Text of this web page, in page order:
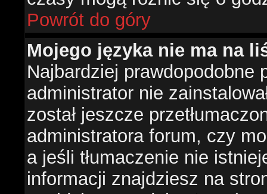
Powrót do góry
Mojego języka nie ma na
Najbardziej prawdopodobne
administrator nie
został jeszcze
administratora forum, czy
a jeśli tłumaczenie nie
informacji znajdziesz na